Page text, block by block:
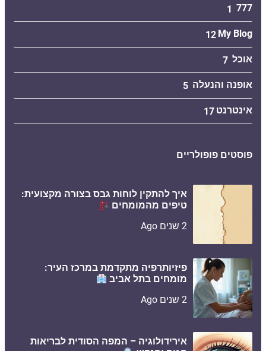
777
1
My Blog
12
אוכל 7
אופנה והנעלה 5
אינטרנט 17
פוסטים פופולריים
איך להתקין לוחות גבס בצורה מקצועית:
טיפים מהמומחים
2 שנים Ago
פיזיותרפיה מתקדמת במרכז העיר:
מומחים בתל אביב
2 שנים Ago
אירידולוגיה – המפה הסודית לבריאות